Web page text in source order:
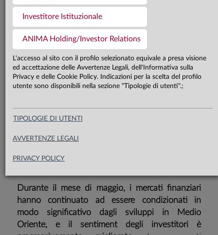
Investitore Istituzionale
ANIMA Holding/Investor Relations
L'accesso al sito con il profilo selezionato equivale a presa visione
ed accettazione delle Avvertenze Legali, dell'Informativa sulla
Privacy e delle Cookie Policy. Indicazioni per la scelta del profilo
utente sono disponibili nella sezione "Tipologie di utenti".;
TIPOLOGIE DI UTENTI
AVVERTENZE LEGALI
PRIVACY POLICY
Il crescente ottimismo sulla
possibilità che Stati Uniti e Iran
raggiungano un accordo ha spinto al
ribasso il prezzo del petrolio e
ridimensionato i timori di uno shock
stagflazionistico; ne hanno
beneficiato sia i comparti governativi
che le attività rischiose, con la
tecnologia nuovamente protagonista
Durante il mese di maggio, i mercati finanziari
hanno continuato ad essere condizionati in
modo significativo dagli sviluppi in Medio
Oriente, e il sentiment degli investitori è